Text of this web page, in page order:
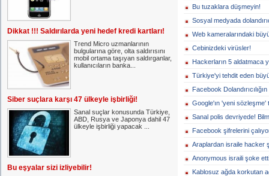
Dikkat !!! Saldırılarda yeni hedef kredi kartları!
Trend Micro uzmanlarının
bulgularına göre, olta saldırısını
mobil ortama taşıyan saldırganlar,
kullanıcıların banka...
Siber suçlara karşı 47 ülkeyle işbirliği!
Sanal suçlar konusunda Türkiye,
ABD, Rusya ve Japonya dahil 47
ülkeyle işbirliği yapacak ...
Bu eşyalar sizi izliyebilir!
Bu tuzaklara düşmeyin!
Sosyal medyada
Web kameralarındaki
Cebinizdeki virüsler!
Hackerların 5 aldatmaca
Türkiye'yi tehdit eden
Facebook
Google'ın 'yeni sözleşme'
Sanal polis devriyede!
Facebook şifrelerini
Araplardan israile hacker
Anonymous israili şoke
Kablosuz ağda korkutan